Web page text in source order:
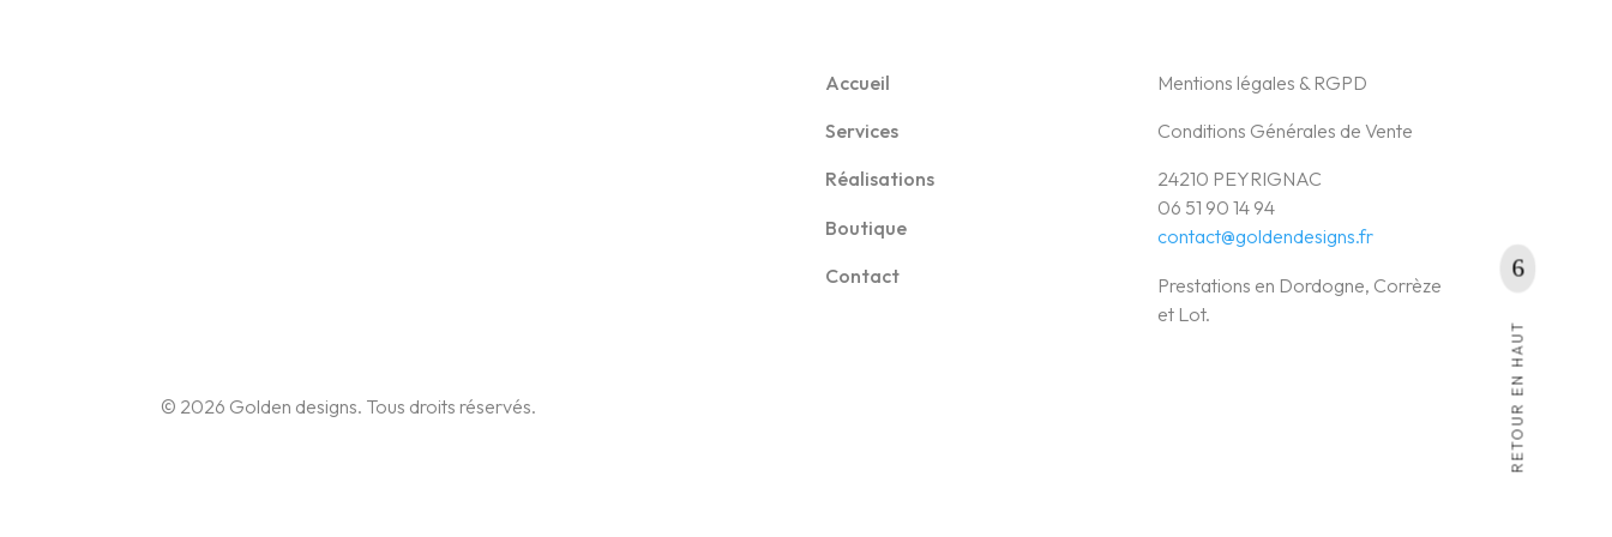
Accueil
Services
Réalisations
Boutique
Contact
Mentions légales & RGPD
Conditions Générales de Vente
24210 PEYRIGNAC
06 51 90 14 94
contact@goldendesigns.fr
Prestations en Dordogne, Corrèze
et Lot.
© 2026 Golden designs. Tous droits réservés.